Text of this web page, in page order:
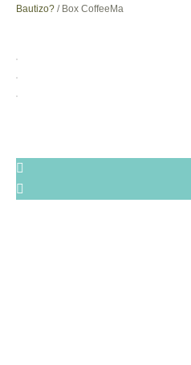
Bautizo? / Box CoffeeMa